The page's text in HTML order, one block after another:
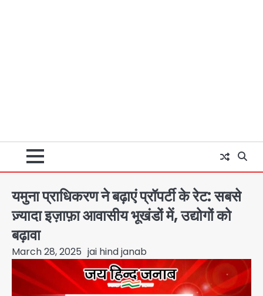
यमुना प्राधिकरण ने बढ़ाएं प्रॉपर्टी के रेट: सबसे
ज़्यादा इज़ाफ़ा आवासीय भूखंडों में, उद्योगों को
बढ़ावा
March 28, 2025 jai hind janab